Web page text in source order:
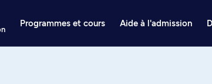
Programmes et cours Aide à l'admission